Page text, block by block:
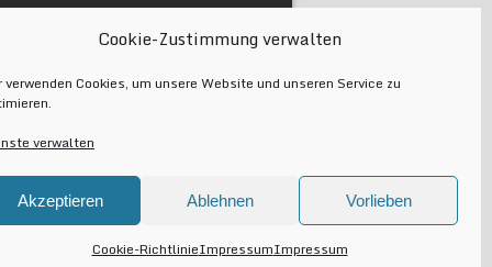
Cookie-Zustimmung verwalten
verwenden Cookies, um unsere Website und unseren Service zu
verwalten
Akzeptieren Ablehnen Vorlieben
Cookie-RichtlinieImpressumImpressum